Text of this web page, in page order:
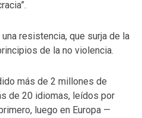
resistencia, que surja de la
de la no violencia.
más de 2 millones de
de 20 idiomas, leídos por
luego en Europa —